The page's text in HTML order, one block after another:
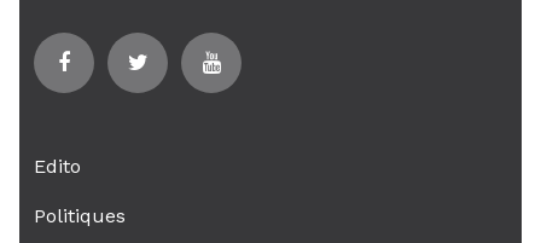
Edito
Politiques